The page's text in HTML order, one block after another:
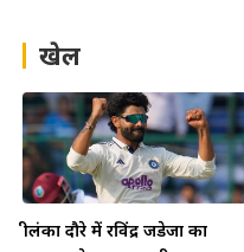
खेल
श्रीलंका दौरे में रविंद्र जडेजा का